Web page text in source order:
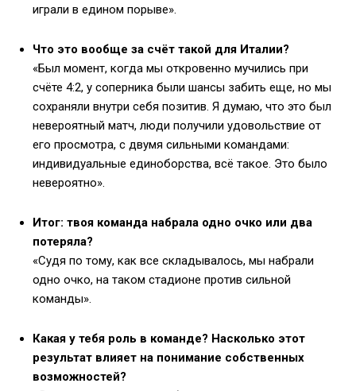
играли в едином порыве».
Что это вообще за счёт такой для Италии?
«Был момент, когда мы откровенно мучились при
счёте 4:2, у соперника были шансы забить еще, но мы
сохраняли внутри себя позитив. Я думаю, что это был
невероятный матч, люди получили удовольствие от
его просмотра, с двумя сильными командами:
индивидуальные единоборства, всё такое. Это было
невероятно».
Итог: твоя команда набрала одно очко или два
потеряла?
«Судя по тому, как все складывалось, мы набрали
одно очко, на таком стадионе против сильной
команды».
Какая у тебя роль в команде? Насколько этот
результат влияет на понимание собственных
возможностей?